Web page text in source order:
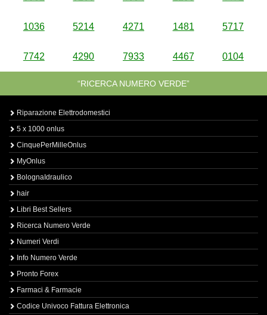
1036 5214 4271 1481 5717
7742 4290 7933 4467 0104
“RICERCA NUMERO VERDE”
Riparazione Elettrodomestici
5 x 1000 onlus
CinquePerMilleOnlus
MyOnlus
BolognaIdraulico
hair
Libri Best Sellers
Ricerca Numero Verde
Numeri Verdi
Info Numero Verde
Pronto Forex
Farmaci & Farmacie
Codice Univoco Fattura Elettronica